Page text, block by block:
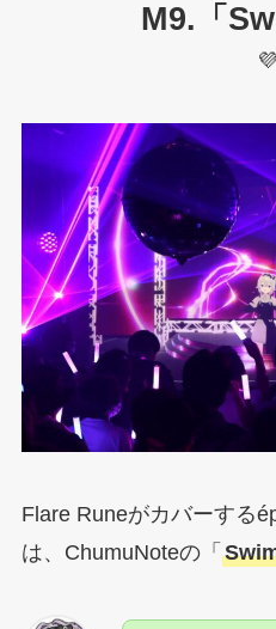
M9.「
💜
Flare Runeがカバーする
は、ChumuNoteの「